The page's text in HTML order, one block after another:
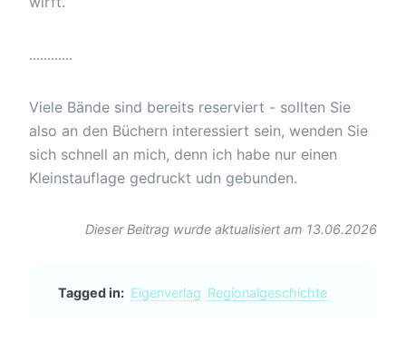
............
Viele Bände sind bereits reserviert - sollten Sie
also an den Büchern interessiert sein, wenden Sie
sich schnell an mich, denn ich habe nur einen
Kleinstauflage gedruckt udn gebunden.
Dieser Beitrag wurde aktualisiert am 13.06.2026
Tagged in: Eigenverlag Regionalgeschichte